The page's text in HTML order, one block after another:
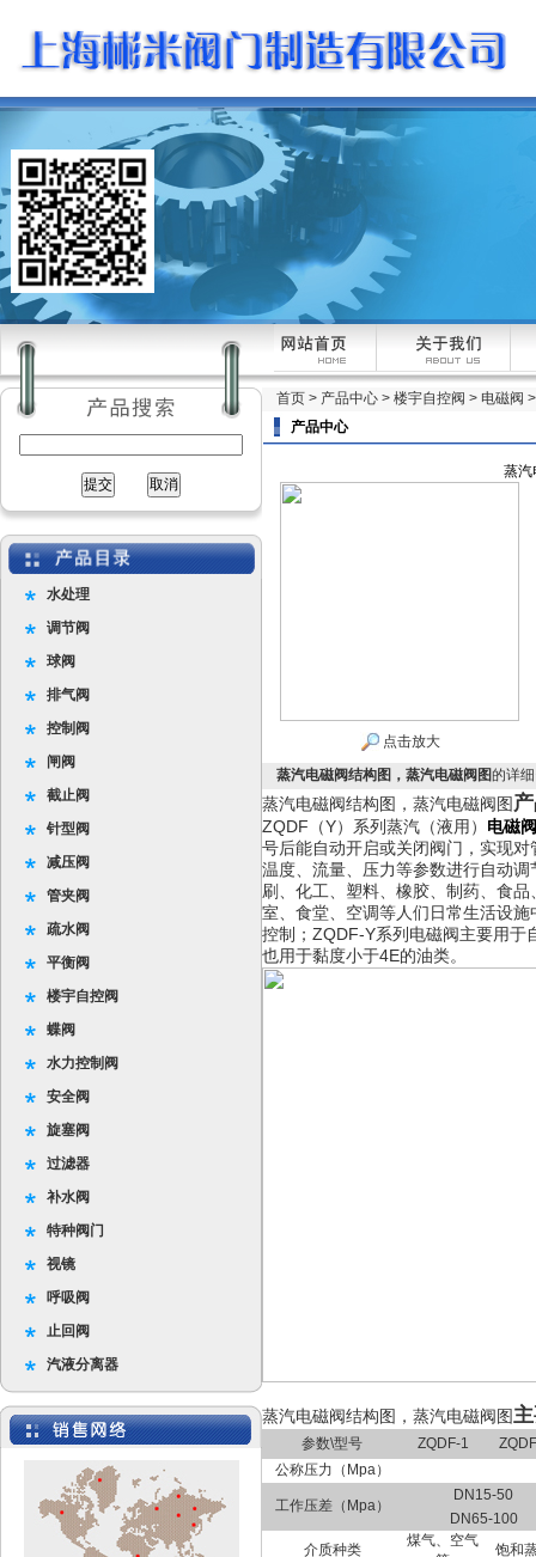
水处理
调节阀
球阀
排气阀
控制阀
闸阀
截止阀
针型阀
减压阀
管夹阀
疏水阀
平衡阀
楼宇自控阀
蝶阀
水力控制阀
安全阀
旋塞阀
过滤器
补水阀
特种阀门
视镜
呼吸阀
止回阀
汽液分离器
首页 > 产品中心 > 楼宇自控阀 > 电磁阀
产品中心
蒸汽
点击放大
蒸汽电磁阀结构图，蒸汽电磁阀图的详
蒸汽电磁阀结构图，蒸汽电磁阀图
ZQDF（Y）系列蒸汽（液用） 电磁阀
号后能自动开启或关闭阀门，实现
温度、流量、压力等参数进行自动
刷、化工、塑料、橡胶、制药、食
室、食堂、空调等人们日常生活设
控制；ZQDF-Y系列电磁阀主要用于
也用于黏度小于4E的油类。
蒸汽电磁阀结构图，蒸汽电磁阀图
参数\型号 ZQDF-1
公称压力（Mpa）
工作压差（Mpa）
DN15-50
DN65-100
介质种类
煤气、空气
饱和